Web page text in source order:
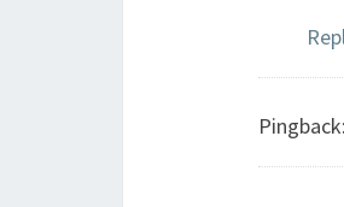
Pingback: